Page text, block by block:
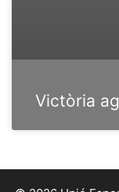
Victòria